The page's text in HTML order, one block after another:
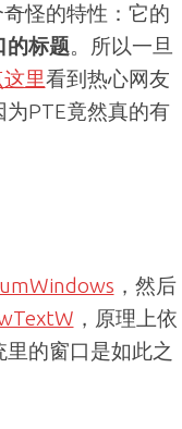
怪的特性：它的
的标题。所以一旦
这里看到热心网友
PTE竟然真的有
，然后
，原理上依
的窗口是如此之